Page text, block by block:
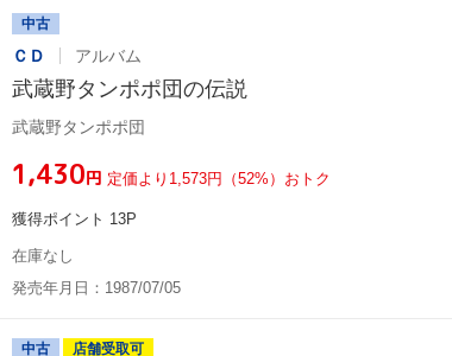
中古
ＣＤ アルバム
武蔵野タンポポ団の伝説
武蔵野タンポポ団
¥1,430円 定価より1,573円（52%）おトク
獲得ポイント 13P
在庫なし
発売年月日：1987/07/05
中古 店舗受取可